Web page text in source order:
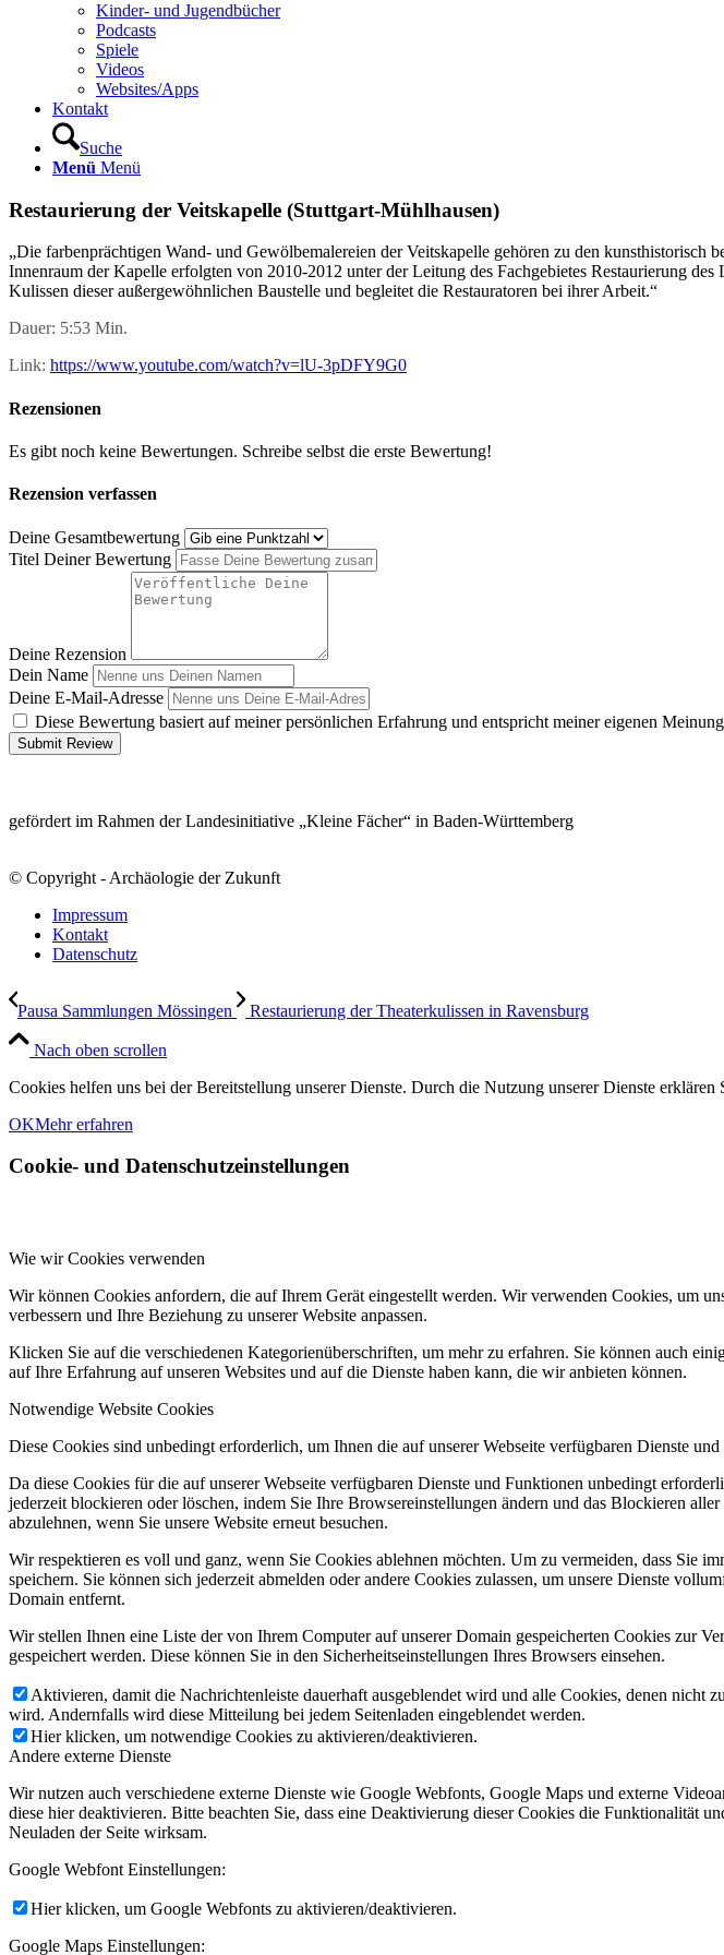
Kinder- und Jugendbücher
Podcasts
Spiele
Videos
Websites/Apps
Kontakt
Suche
Menü Menü
Restaurierung der Veitskapelle (Stuttgart-Mühlhausen)
„Die farbenprächtigen Wand- und Gewölbemalereien der Veitskapelle gehören zu den
Innenraum der Kapelle erfolgten von 2010-2012 unter der Leitung des Fachgebietes Restaurierung
Kulissen dieser außergewöhnlichen Baustelle und begleitet die Restauratoren bei ihrer Arbeit.“
Dauer: 5:53 Min.
Link: https://www.youtube.com/watch?v=lU-3pDFY9G0
Rezensionen
Es gibt noch keine Bewertungen. Schreibe selbst die erste Bewertung!
Rezension verfassen
Deine Gesamtbewertung
Titel Deiner Bewertung
Deine Rezension
Dein Name
Deine E-Mail-Adresse
Diese Bewertung basiert auf meiner persönlichen Erfahrung und entspricht meiner eigenen
Submit Review
gefördert im Rahmen der Landesinitiative „Kleine Fächer“ in Baden-Württemberg
© Copyright - Archäologie der Zukunft
Impressum
Kontakt
Datenschutz
Pausa Sammlungen Mössingen Restaurierung der Theaterkulissen in Ravensburg
Nach oben scrollen
Cookies helfen uns bei der Bereitstellung unserer Dienste. Durch die Nutzung unserer Dienste erklären
OKMehr erfahren
Cookie- und Datenschutzeinstellungen
Wie wir Cookies verwenden
Wir können Cookies anfordern, die auf Ihrem Gerät eingestellt werden. Wir verwenden Cookies, um
verbessern und Ihre Beziehung zu unserer Website anpassen.
Klicken Sie auf die verschiedenen Kategorienüberschriften, um mehr zu erfahren. Sie können auch
auf Ihre Erfahrung auf unseren Websites und auf die Dienste haben kann, die wir anbieten können.
Notwendige Website Cookies
Diese Cookies sind unbedingt erforderlich, um Ihnen die auf unserer Webseite verfügbaren Dienste
Da diese Cookies für die auf unserer Webseite verfügbaren Dienste und Funktionen unbedingt
jederzeit blockieren oder löschen, indem Sie Ihre Browsereinstellungen ändern und das Blockieren
abzulehnen, wenn Sie unsere Website erneut besuchen.
Wir respektieren es voll und ganz, wenn Sie Cookies ablehnen möchten. Um zu vermeiden, dass Sie
speichern. Sie können sich jederzeit abmelden oder andere Cookies zulassen, um unsere Dienste
Domain entfernt.
Wir stellen Ihnen eine Liste der von Ihrem Computer auf unserer Domain gespeicherten Cookies zur
gespeichert werden. Diese können Sie in den Sicherheitseinstellungen Ihres Browsers einsehen.
Aktivieren, damit die Nachrichtenleiste dauerhaft ausgeblendet wird und alle Cookies, denen nicht
wird. Andernfalls wird diese Mitteilung bei jedem Seitenladen eingeblendet werden.
Hier klicken, um notwendige Cookies zu aktivieren/deaktivieren.
Andere externe Dienste
Wir nutzen auch verschiedene externe Dienste wie Google Webfonts, Google Maps und externe
diese hier deaktivieren. Bitte beachten Sie, dass eine Deaktivierung dieser Cookies die Funktionalität
Neuladen der Seite wirksam.
Google Webfont Einstellungen:
Hier klicken, um Google Webfonts zu aktivieren/deaktivieren.
Google Maps Einstellungen: